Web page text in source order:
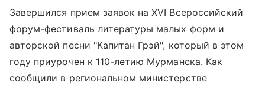
Завершился прием заявок на XVI Всероссийский
форум-фестиваль литературы малых форм и
авторской песни "Капитан Грэй", который в этом
году приурочен к 110-летию Мурманска. Как
сообщили в региональном министерстве